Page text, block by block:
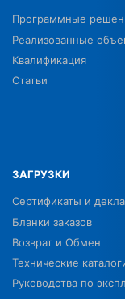
Программные
Реализованные
Квалификация
Статьи
ЗАГРУЗКИ
Сертификаты и
Бланки заказов
Возврат и Обмен
Технические
Руководства по